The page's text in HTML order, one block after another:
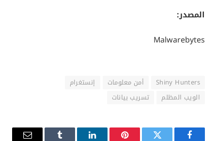
المصدر:
Malwarebytes
Shiny Hunters أمن معلومات
إنستغرام
الويب المظلم
تسريب بيانات